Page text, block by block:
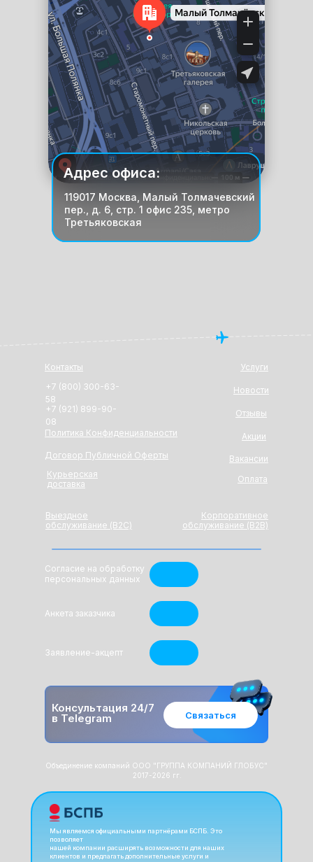
Адрес офиса:
119017 Москва, Малый Толмачевский
пер., д. 6, стр. 1 офис 235, метро
Третьяковская
Контакты
Политика Конфиденциальности
Услуги
Новости
Отзывы
Курьерская
доставка
Оплата
Акции
Договор Публичной Оферты
Корпоративное
обслуживание (В2В)
Выездное
обслуживание (B2C)
2017-2026 гг.
Объединение компаний ООО "ГРУППА КОМПАНИЙ ГЛОБУС"
Вакансии
Мы являемся официальными партнёрами БСПБ. Это
позволяет
нашей компании расширять возможности для наших
клиентов и предлагать дополнительные услуги и
Связаться
Согласие на обработку
персональных данных
Заявление-акцепт
Анкета заказчика
Консультация 24/7
в Telegram
+7 (921) 899-90-
08
+7 (800) 300-63-
58